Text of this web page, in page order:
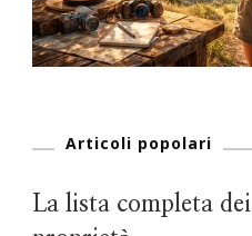
Articoli popolari
La lista completa